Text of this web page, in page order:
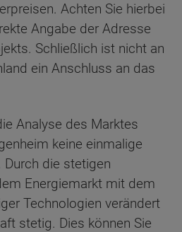
Achten Sie hierbei
Angabe der Adresse
Schließlich ist nicht an
ein Anschluss an das
Analyse des Marktes
keine einmalige
die stetigen
Energiemarkt mit dem
Technologien verändert
stetig. Dies können Sie